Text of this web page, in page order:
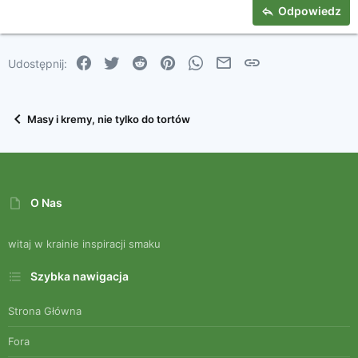
26
Trebuchet MS
Odpowiedz
Udostępnij: Facebook
Twitter Reddit PinterestWhatsApp
Email
Masy i kremy, nie tylko do tortów
O Nas
witaj w krainie inspiracji smaku
Szybka nawigacja
Strona Główna
Fora